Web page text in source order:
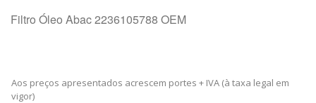
Filtro Óleo Abac 2236105788 OEM
Aos preços apresentados acrescem portes + IVA (à taxa legal em
vigor)